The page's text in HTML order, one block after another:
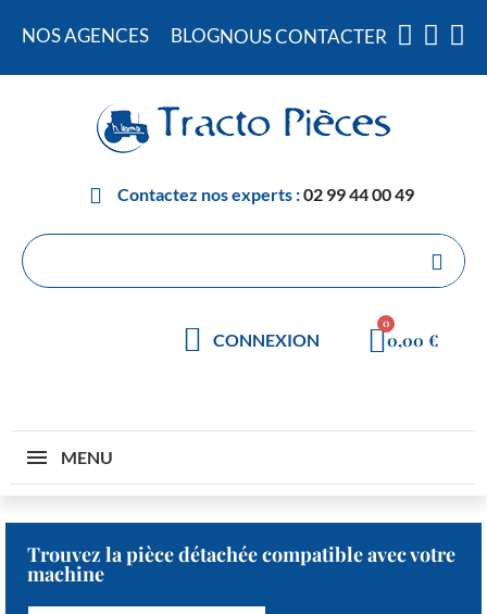
NOS AGENCES BLOGNOUS CONTACTER
Contactez nos experts :02 99 44 00 49
CONNEXION 0,00 €
MENU
Trouvez la pièce détachée compatible avec votre
machine